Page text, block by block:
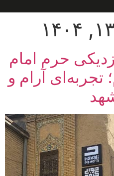
حرم امام
تجربه‌ای آرام و